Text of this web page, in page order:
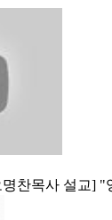
찬목사 설교] "